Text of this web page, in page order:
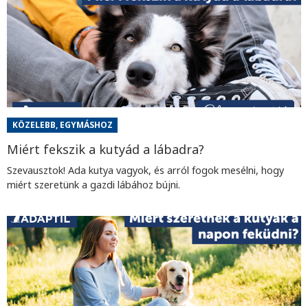
KÖZELEBB, EGYMÁSHOZ
Miért fekszik a kutyád a lábadra?
Szevausztok! Ada kutya vagyok, és arról fogok mesélni, hogy
miért szeretünk a gazdi lábához bújni.